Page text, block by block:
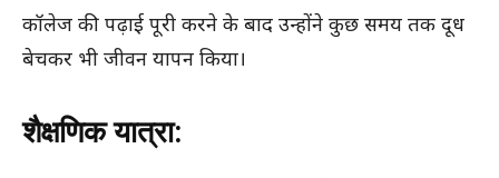
कॉलेज की पढ़ाई पूरी करने के बाद उन्होंने कुछ समय तक दूध
बेचकर भी जीवन यापन किया।
शैक्षणिक यात्रा: